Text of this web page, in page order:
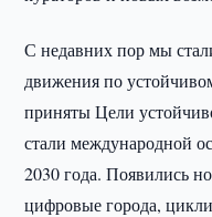
С недавних пор мы
движения по
приняты Цели
стали международной
2030 года. Появились
цифровые города,